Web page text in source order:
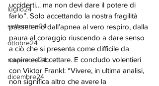
luglio24
settembre24
ottobre24
novembre24
dicembre24
ucciderti… ma non devi dare il potere di
farlo”. Solo accettando la nostra fragilità
passeremo dall’apnea al vero respiro, dalla
paura al coraggio riuscendo a dare senso
a ciò che si presenta come difficile da
capire ed accettare. E concludo volentieri
con Viktor Frankl: “Vivere, in ultima analisi,
non significa altro che avere la